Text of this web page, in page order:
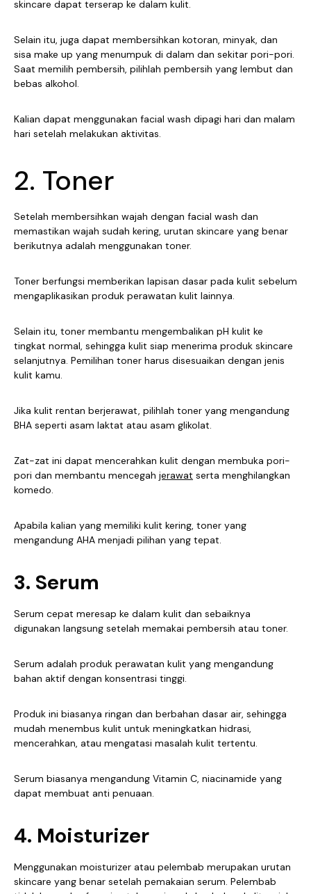
skincare dapat terserap ke dalam kulit.
Selain itu, juga dapat membersihkan kotoran, minyak, dan
sisa make up yang menumpuk di dalam dan sekitar pori-pori.
Saat memilih pembersih, pilihlah pembersih yang lembut dan
bebas alkohol.
Kalian dapat menggunakan facial wash dipagi hari dan malam
hari setelah melakukan aktivitas.
2. Toner
Setelah membersihkan wajah dengan facial wash dan
memastikan wajah sudah kering, urutan skincare yang benar
berikutnya adalah menggunakan toner.
Toner berfungsi memberikan lapisan dasar pada kulit sebelum
mengaplikasikan produk perawatan kulit lainnya.
Selain itu, toner membantu mengembalikan pH kulit ke
tingkat normal, sehingga kulit siap menerima produk skincare
selanjutnya. Pemilihan toner harus disesuaikan dengan jenis
kulit kamu.
Jika kulit rentan berjerawat, pilihlah toner yang mengandung
BHA seperti asam laktat atau asam glikolat.
Zat-zat ini dapat mencerahkan kulit dengan membuka pori-
pori dan membantu mencegah jerawat serta menghilangkan
komedo.
Apabila kalian yang memiliki kulit kering, toner yang
mengandung AHA menjadi pilihan yang tepat.
3. Serum
Serum cepat meresap ke dalam kulit dan sebaiknya
digunakan langsung setelah memakai pembersih atau toner.
Serum adalah produk perawatan kulit yang mengandung
bahan aktif dengan konsentrasi tinggi.
Produk ini biasanya ringan dan berbahan dasar air, sehingga
mudah menembus kulit untuk meningkatkan hidrasi,
mencerahkan, atau mengatasi masalah kulit tertentu.
Serum biasanya mengandung Vitamin C, niacinamide yang
dapat membuat anti penuaan.
4. Moisturizer
Menggunakan moisturizer atau pelembab merupakan urutan
skincare yang benar setelah pemakaian serum. Pelembab